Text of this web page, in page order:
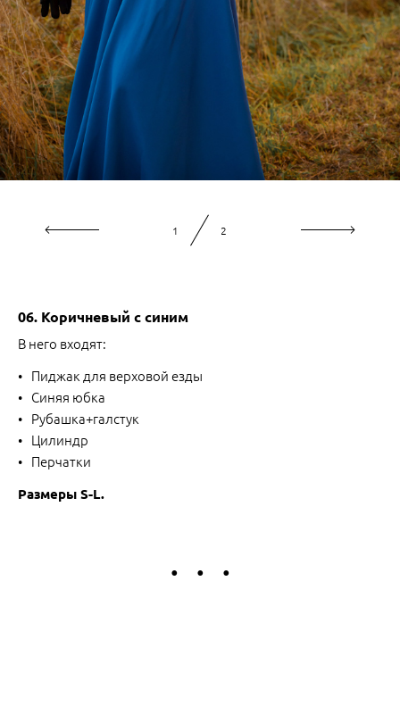
06. Коричневый с синим
В него входят:
Пиджак для верховой езды
Синяя юбка
Рубашка+галстук
Цилиндр
Перчатки
Размеры S-L.
2 2